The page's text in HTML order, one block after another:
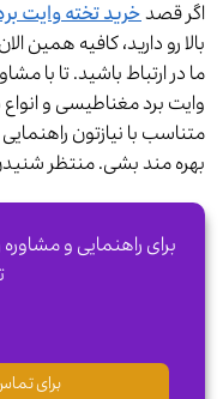
اگر قصدخرید تخته وایت
بالا رو دارید، کافیه همین
ما در ارتباط باشید. تا با
وایت برد مغناطیسی و انواع
متناسب با نیازتون
بهره مند بشی. منتظر
برای راهنمایی و مشاوره
برای